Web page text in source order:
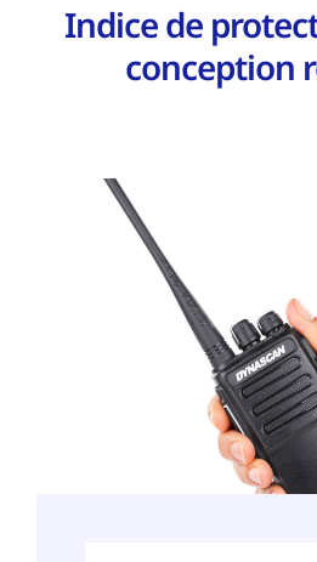
Indice de
conception